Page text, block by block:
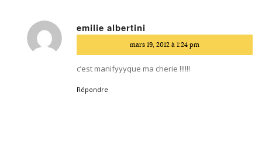
emilie albertini
:
mars 19, 2012 à 1:24 pm
c’est manifyyyque ma cherie !!!!!!
Répondre